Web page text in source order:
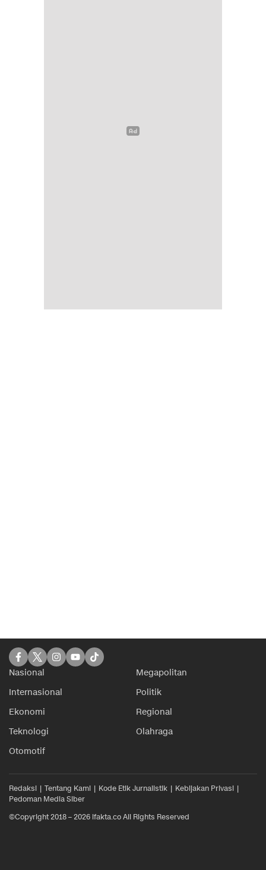
Nasional
Megapolitan
Internasional
Politik
Ekonomi
Regional
Teknologi
Olahraga
Otomotif
Redaksi Tentang Kami Kode Etik Jurnalistik
Kebijakan Privasi
Pedoman Media Siber
©Copyright 2018 – 2026 ifakta.co All Rights Reserved